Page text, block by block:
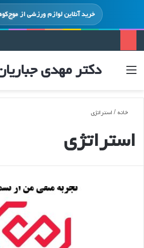
خرید آنلاین لوازم ورزشی از
دکتر مهدی
ورود
خانه / استراتژی
استراتژی